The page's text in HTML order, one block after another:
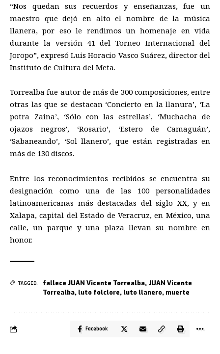
“Nos quedan sus recuerdos y enseñanzas,fue un
maestro que dejó en alto el nombre de la música
llanera, por eso le rendimos un homenaje en vida
durante la versión 41 del Torneo Internacional del
Joropo”, expresó Luis Horacio Vasco Suárez, director del
Instituto de Cultura del Meta.
Torrealbafue autor de más de 300 composiciones, entre
otras las que se destacan ‘Concierto en la llanura’, ‘La
potra Zaina’, ‘Sólo con las estrellas’, ‘Muchacha de
ojazos negros’, ‘Rosario’, ‘Estero de Camaguán’,
‘Sabaneando’, ‘Sol llanero’, que están registradas en
más de 130 discos.
Entre los reconocimientos recibidos se encuentra su
designación como una de las 100 personalidades
latinoamericanas más destacadas del siglo XX, yen
Xalapa, capital del Estado de Veracruz,en México, una
calle, un parque y una plaza llevan su nombre en
honor.
TAGGED: fallece JUAN Vicente Torrealba, JUAN Vicente
Torrealba, luto folclore, luto llanero, muerte
Facebook